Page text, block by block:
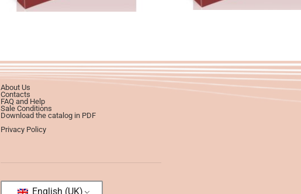
About Us
Contacts
FAQ and Help
Sale Conditions
Download the catalog in PDF
Privacy Policy
English (UK)